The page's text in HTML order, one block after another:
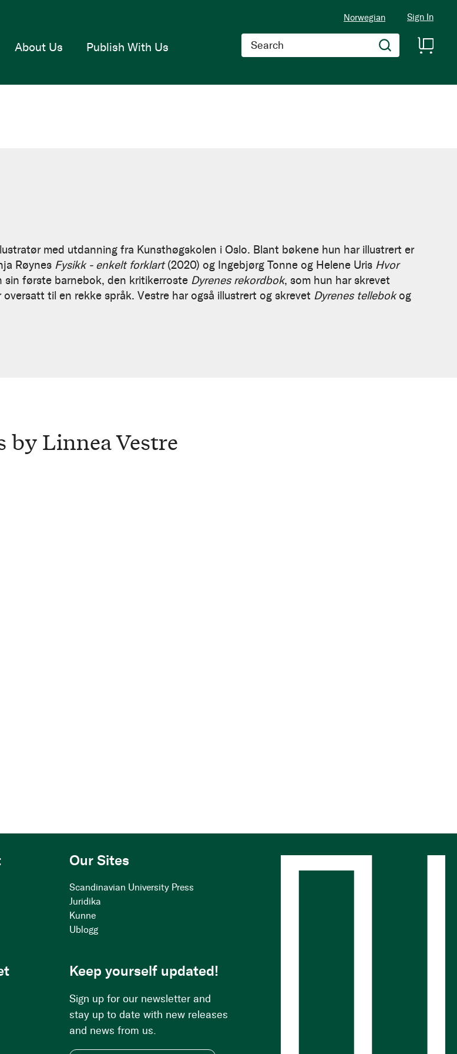
Norwegian Sign In
Search
About Us Publish With Us
med utdanning fra Kunsthøgskolen i Oslo. Blant bøkene hun har illustrert er
Røynes Fysikk - enkelt forklart(2020) og Ingebjørg Tonne og Helene Uris Hvor
første barnebok, den kritikerroste Dyrenes rekordbok, som hun har skrevet
til en rekke språk. Vestre har også illustrert og skrevet Dyrenes tellebokog
by Linnea Vestre
Our Sites
Scandinavian University Press
Juridika
Kunne
Ublogg
Keep yourself updated!
Sign up for our newsletter and
stay up to date with new releases
and news from us.